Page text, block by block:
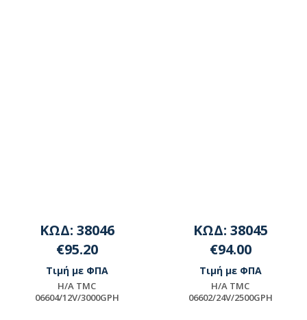
ΚΩΔ: 38046
€95.20
Τιμή με ΦΠΑ
H/A TMC
06604/12V/3000GPH
ΚΩΔ: 38045
€94.00
Τιμή με ΦΠΑ
H/A TMC
06602/24V/2500GPH